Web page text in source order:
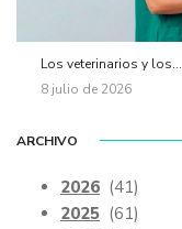
Los veterinarios y los...
8 julio de 2026
ARCHIVO
2026 (41)
2025 (61)